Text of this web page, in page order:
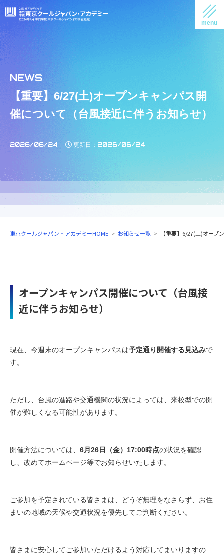
【重要】6/27(土)オープンキャンパス開
催について（台風接近に伴うお知らせ）
2026/06/24 更新日： 2026/06/24
東京クールジャパン・アカデミーHOME お知らせ一覧 【重要】6/27(土)オープ
オープンキャンパス開催について（台風接
近に伴うお知らせ）
現在、今週末のオープンキャンパスは予定通り開催する見込みで
す。
ただし、台風の進路や交通機関の状況によっては、来校型での開
催が難しくなる可能性があります。
開催方法については、 6月26日（金）17:00時点の状況を確認
し、改めてホームページ等でお知らせいたします。
ご参加を予定されている皆さまは、どうぞ無理をなさらず、お住
まいの地域の天候や交通状況を優先してご判断ください。
皆さまに安心してご参加いただけるよう対応してまいりますの